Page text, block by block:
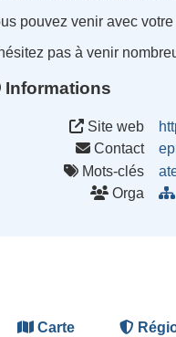
pouvez venir avec
pas à venir
Informations
Site web
Contact
Mots-clés
Orga
Carte